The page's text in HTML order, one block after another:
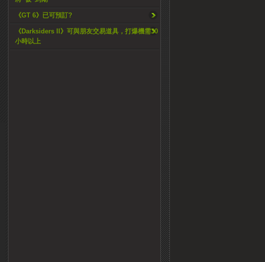
《GT 6》已可預訂?
《Darksiders II》可與朋友交易道具，打爆機需30
小時以上